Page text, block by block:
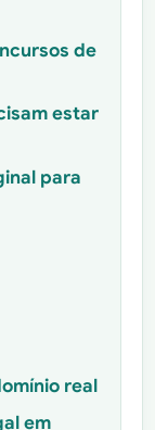
de
estar
para
real
em